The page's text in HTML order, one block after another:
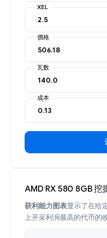
XEL
價格
瓦数
成本
AMD RX 580 8GB 挖
获利能力图表显示了在给
上开采利润最高的代币的